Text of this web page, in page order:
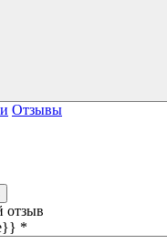
Отзывы
отзыв
*